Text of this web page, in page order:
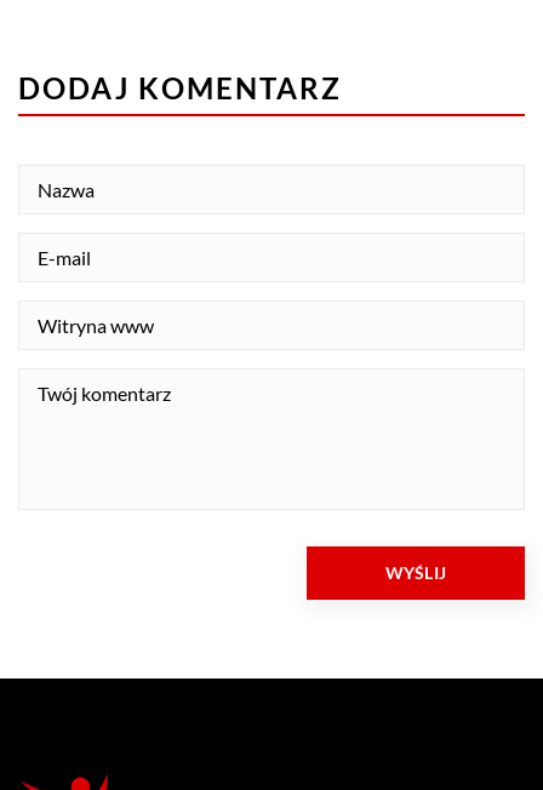
DODAJ KOMENTARZ